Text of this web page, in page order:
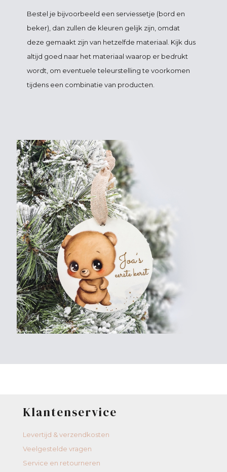
Bestel je bijvoorbeeld een serviessetje (bord en
beker), dan zullen de kleuren gelijk zijn, omdat
deze gemaakt zijn van hetzelfde materiaal. Kijk dus
altijd goed naar het materiaal waarop er bedrukt
wordt, om eventuele teleurstelling te voorkomen
tijdens een combinatie van producten.
Klantenservice
Levertijd & verzendkosten
Veelgestelde vragen
Service en retourneren